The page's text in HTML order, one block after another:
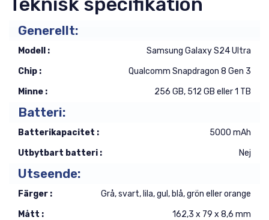
Generellt:
Modell :
Samsung Galaxy S24 Ultra
Chip :
Qualcomm Snapdragon 8 Gen 3
Minne :
256 GB, 512 GB eller 1 TB
Batteri:
Batterikapacitet :
5000 mAh
Utbytbart batteri :
Nej
Utseende:
Färger :
Grå, svart, lila, gul, blå, grön eller orange
Mått :
162,3 x 79 x 8,6 mm